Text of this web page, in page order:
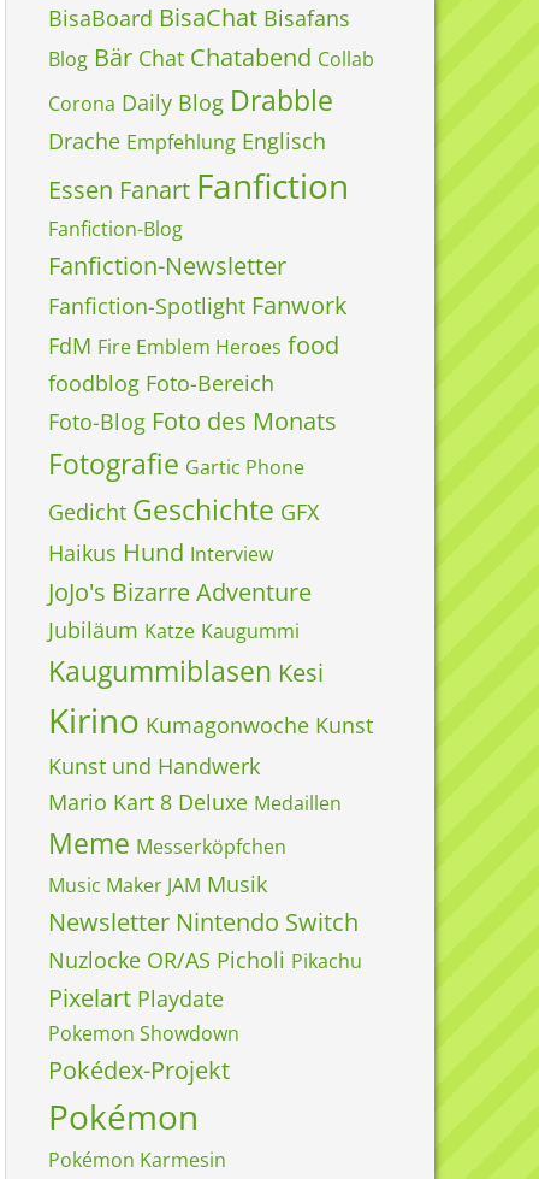
BisaBoard BisaChat Bisafans
Blog Bär Chat Chatabend Collab
Corona Daily Blog Drabble
Drache Empfehlung Englisch
Essen Fanart Fanfiction
Fanfiction-Blog
Fanfiction-Newsletter
Fanfiction-Spotlight Fanwork
FdM Fire Emblem Heroes food
foodblog Foto-Bereich
Foto-Blog Foto des Monats
Fotografie Gartic Phone
Gedicht Geschichte GFX
Haikus Hund Interview
JoJo's Bizarre Adventure
Jubiläum Katze Kaugummi
Kaugummiblasen Kesi
Kirino Kumagonwoche Kunst
Kunst und Handwerk
Mario Kart 8 Deluxe Medaillen
Meme Messerköpfchen
Music Maker JAM Musik
Newsletter Nintendo Switch
Nuzlocke OR/AS Picholi Pikachu
Pixelart Playdate
Pokemon Showdown
Pokédex-Projekt
Pokémon
Pokémon Karmesin